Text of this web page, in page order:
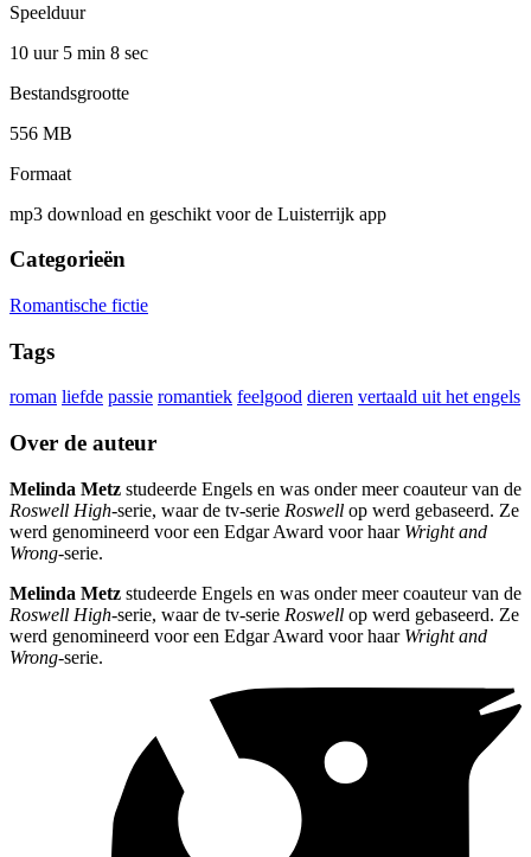
Speelduur
10 uur 5 min 8 sec
Bestandsgrootte
556 MB
Formaat
mp3 download en geschikt voor de Luisterrijk app
Categorieën
Romantische fictie
Tags
roman liefde passie romantiek feelgood dieren vertaald uit het engels
Over de auteur
Melinda Metz studeerde Engels en was onder meer coauteur van de
Roswell High-serie, waar de tv-serie Roswell op werd gebaseerd. Ze
werd genomineerd voor een Edgar Award voor haar Wright and
Wrong-serie.
Melinda Metz studeerde Engels en was onder meer coauteur van de
Roswell High-serie, waar de tv-serie Roswell op werd gebaseerd. Ze
werd genomineerd voor een Edgar Award voor haar Wright and
Wrong-serie.